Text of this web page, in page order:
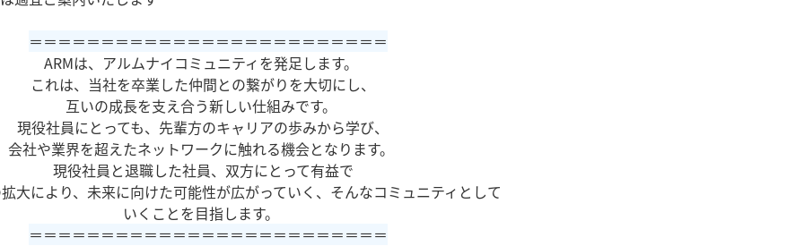
＝＝＝＝＝＝＝＝＝＝＝＝＝＝＝＝＝＝＝＝＝＝＝＝＝
ARMは、アルムナイコミュニティを発足します。
これは、当社を卒業した仲間との繋がりを大切にし、
互いの成長を支え合う新しい仕組みです。
現役社員にとっても、先輩方のキャリアの歩みから学び、
会社や業界を超えたネットワークに触れる機会となります。
現役社員と退職した社員、双方にとって有益で
大により、未来に向けた可能性が広がっていく、そんなコミュニティとして
いくことを目指します。
＝＝＝＝＝＝＝＝＝＝＝＝＝＝＝＝＝＝＝＝＝＝＝＝＝